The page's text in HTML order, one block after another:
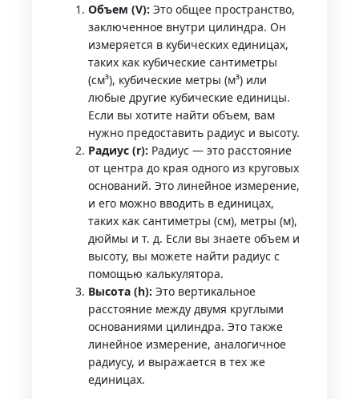
Объем (V): Это общее пространство,
заключенное внутри цилиндра. Он
измеряется в кубических единицах,
таких как кубические сантиметры
(см³), кубические метры (м³) или
любые другие кубические единицы.
Если вы хотите найти объем, вам
нужно предоставить радиус и высоту.
Радиус (r): Радиус — это расстояние
от центра до края одного из круговых
оснований. Это линейное измерение,
и его можно вводить в единицах,
таких как сантиметры (см), метры (м),
дюймы и т. д. Если вы знаете объем и
высоту, вы можете найти радиус с
помощью калькулятора.
Высота (h): Это вертикальное
расстояние между двумя круглыми
основаниями цилиндра. Это также
линейное измерение, аналогичное
радиусу, и выражается в тех же
единицах.